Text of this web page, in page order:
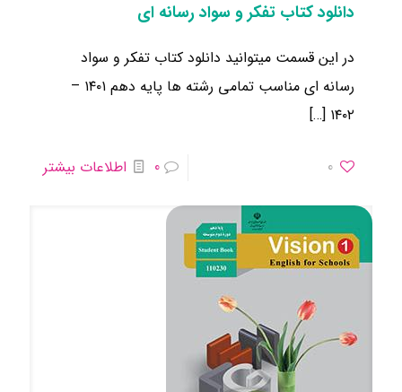
دانلود کتاب تفکر و سواد رسانه ای
در این قسمت میتوانید دانلود کتاب تفکر و سواد
رسانه ای مناسب تمامی رشته ها ​پایه دهم ۱۴۰۱ –
۱۴۰۲ […]
0
0 اطلاعات بیشتر